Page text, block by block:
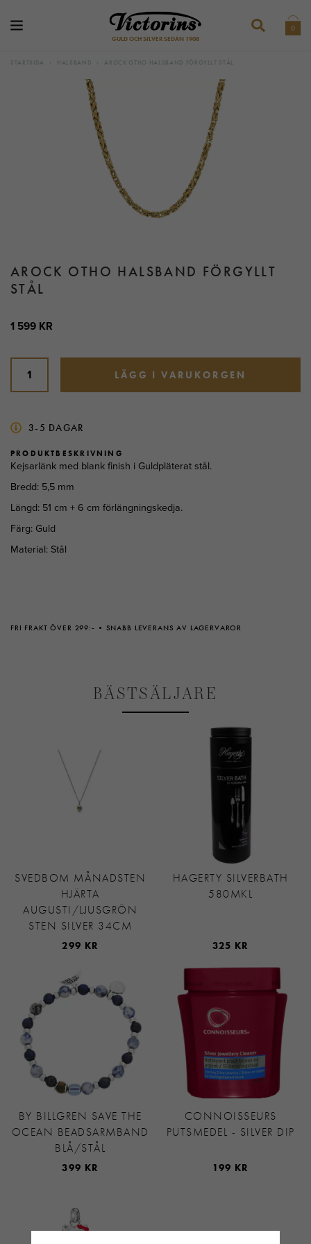
GULD OCH SILVER SEDAN 1908
0
STARTSIDA HALSBAND AROCK OTHO HALSBAND FÖRGYLLT STÅL
AROCK OTHO HALSBAND FÖRGYLLT
STÅL
PRODUKTBESKRIVNING
Kejsarlänk med blank finish i Guldpläterat stål.
Bredd: 5,5 mm
Längd: 51 cm + 6 cm förlängningskedja.
Färg: Guld
Material: Stål
1 599 KR
LÄGG I VARUKORGEN
3-5 DAGAR
FRI FRAKT ÖVER 299:- SNABB LEVERANS AV LAGERVAROR
BÄSTSÄLJARE
SVEDBOM MÅNADSTEN
HJÄRTA
AUGUSTI/LJUSGRÖN
STEN SILVER 34CM
299 KR
HAGERTY SILVERBATH
580MKL
325 KR
BY BILLGREN SAVE THE
OCEAN BEADSARMBAND
BLÅ/STÅL
399 KR
CONNOISSEURS
PUTSMEDEL - SILVER DIP
199 KR